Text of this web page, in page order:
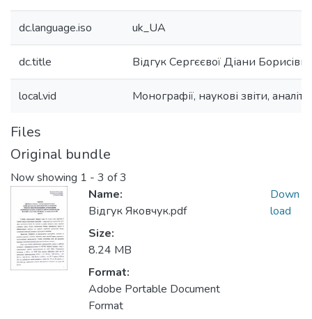
dc.language.iso uk_UA
dc.title Відгук Сергєєвої Діани
local.vid Монографії, наукові звіти,
Files
Original bundle
Now showing 1 - 3 of 3
Name:
Відгук Яковчук.pdf
Size:
8.24 MB
Format:
Adobe Portable Document
Format
Down
load